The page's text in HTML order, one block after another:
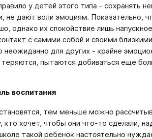
у детей этого типа - сохранять
не дают воли эмоциям. Показательно,
однако их спокойствие лишь
с самими собой и своими
для других - крайне
пытаются добиваться еще
воспитания
тем меньше можно
кто хочет, чтобы они что-то сделали,
такой ребенок настоятельно